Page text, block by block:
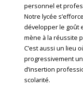
personnel et
Notre lycée
développer le goût
mène à la réussite
C’est aussi un lieu
progressivement
d’insertion
scolarité.